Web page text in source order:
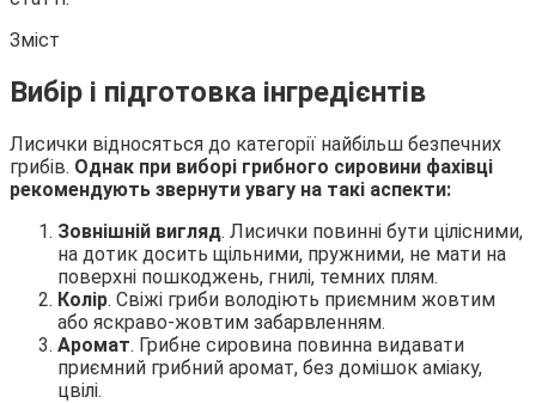
Зміст
Вибір і підготовка інгредієнтів
Лисички відносяться до категорії найбільш безпечних
грибів. Однак при виборі грибного сировини фахівці
рекомендують звернути увагу на такі аспекти:
Зовнішній вигляд. Лисички повинні бути цілісними,
на дотик досить щільними, пружними, не мати на
поверхні пошкоджень, гнилі, темних плям.
Колір. Свіжі гриби володіють приємним жовтим
або яскраво-жовтим забарвленням.
Аромат. Грибне сировина повинна видавати
приємний грибний аромат, без домішок аміаку,
цвілі.